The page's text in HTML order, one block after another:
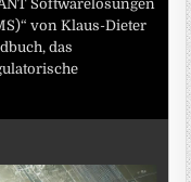
Softwarelösungen
von Klaus-Dieter
das